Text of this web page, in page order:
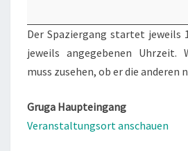
Der Spaziergang startet jeweils
jeweils angegebenen
muss zusehen, ob er die anderen
Gruga Haupteingang
Veranstaltungsort anschauen